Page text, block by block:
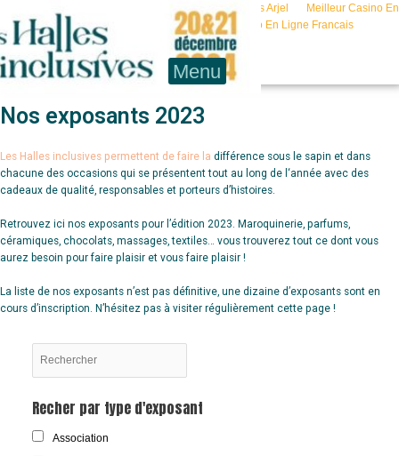
Meilleur Bookmaker Hors Arjel
Meilleur Casino En
Ligne
Casinos En Ligne Meilleur Casino En Ligne Francais
contenu
Menu
Nos exposants 2023
Les Halles inclusives permettent de faire la différence sous le sapin et dans
chacune des occasions qui se présentent tout au long de l‘année avec des
cadeaux de qualité, responsables et porteurs d’histoires.
Retrouvez ici nos exposants pour l’édition 2023. Maroquinerie, parfums,
céramiques, chocolats, massages, textiles… vous trouverez tout ce dont vous
aurez besoin pour faire plaisir et vous faire plaisir !
La liste de nos exposants n’est pas définitive, une dizaine d’exposants sont en
cours d’inscription. N’hésitez pas à visiter régulièrement cette page !
Recher par type d'exposant
Association